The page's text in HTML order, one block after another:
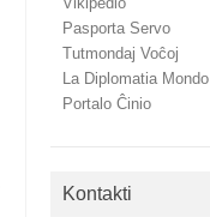
Pasporta Servo
Tutmondaj Voĉoj
La Diplomatia Mondo
Portalo Ĉinio
Kontakti